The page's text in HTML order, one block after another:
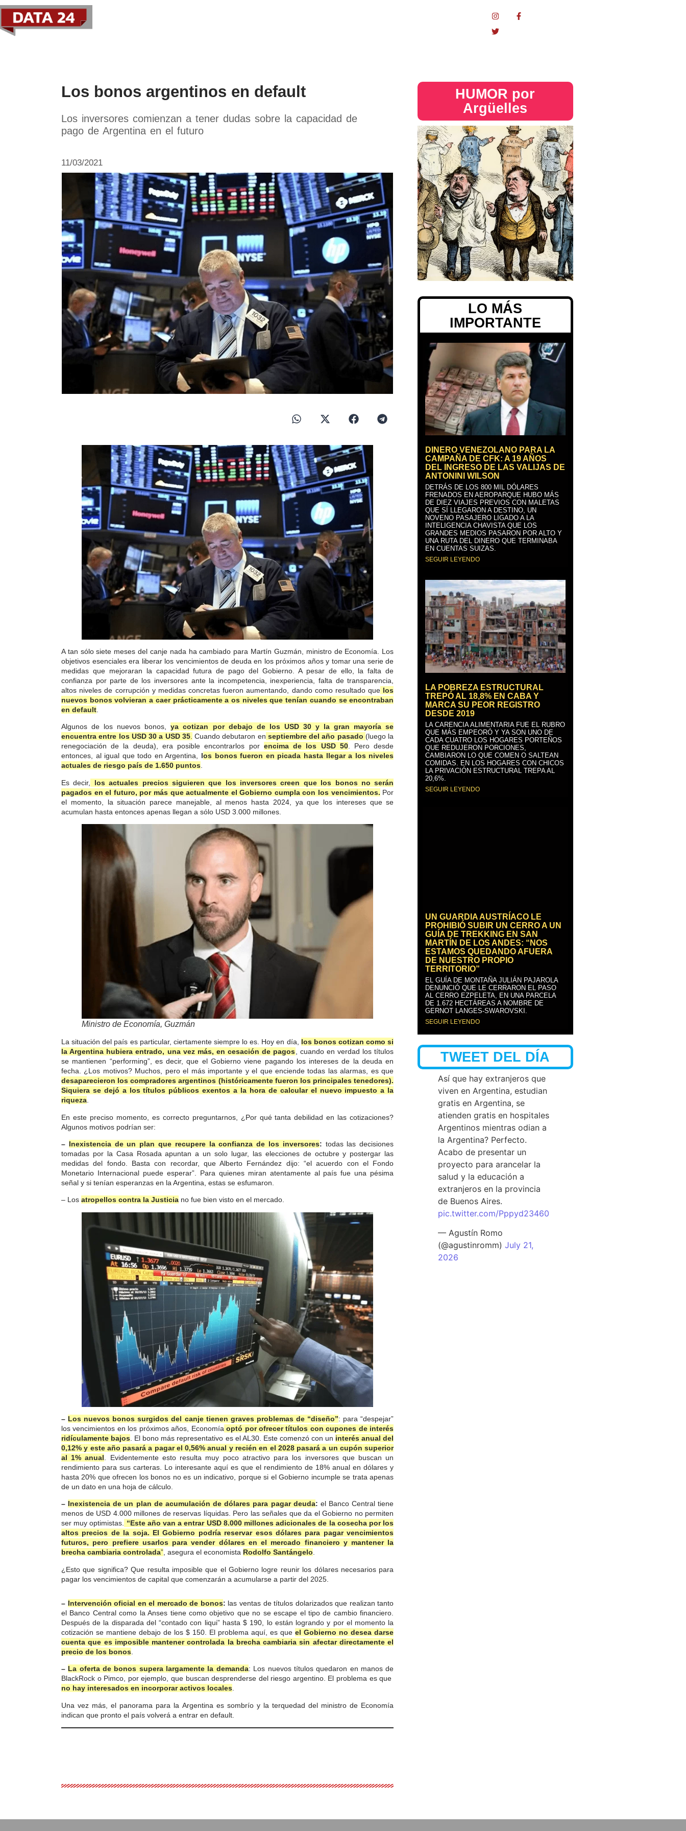
Los bonos argentinos en default
Los inversores comienzan a tener dudas sobre la capacidad de
pago de Argentina en el futuro
11/03/2021
A tan sólo siete meses del canje nada ha cambiado para Martín Guzmán, ministro de Economía. Los
objetivos esenciales era liberar los vencimientos de deuda en los próximos años y tomar una serie de
medidas que mejoraran la capacidad futura de pago del Gobierno. A pesar de ello, la falta de
confianza por parte de los inversores ante la incompetencia, inexperiencia, falta de transparencia,
altos niveles de corrupción y medidas concretas fueron aumentando, dando como resultado que los
nuevos bonos volvieran a caer prácticamente a os niveles que tenían cuando se encontraban
en default
Algunos de los nuevos bonos, ya cotizan por debajo de los USD 30 y la gran mayoría se
encuentra entre los USD 30 a USD 35. Cuando debutaron en septiembre del año pasado (luego la
renegociación de la deuda), era posible encontrarlos por encima de los USD 50. Pero desde
entonces, al igual que todo en Argentina, los bonos fueron en picada hasta llegar a los niveles
actuales de riesgo país de 1.650 puntos.
Es decir, los actuales precios siguieren que los inversores creen que los bonos no serán
pagados en el futuro, por más que actualmente el Gobierno cumpla con los vencimientos. Por
el momento, la situación parece manejable, al menos hasta 2024, ya que los intereses que se
acumulan hasta entonces apenas llegan a sólo USD 3.000 millones.
Ministro de Economía, Guzmán
La situación del país es particular, ciertamente siempre lo es. Hoy en día, los bonos cotizan como si
la Argentina hubiera entrado, una vez más, en cesación de pagos, cuando en verdad los títulos
se mantienen “performing”, es decir, que el Gobierno viene pagando los intereses de la deuda en
fecha. ¿Los motivos? Muchos, pero el más importante y el que enciende todas las alarmas, es que
desaparecieron los compradores argentinos (históricamente fueron los principales tenedores).
Siquiera se dejó a los títulos públicos exentos a la hora de calcular el nuevo impuesto a la
riqueza.
En este preciso momento, es correcto preguntarnos, ¿Por qué tanta debilidad en las cotizaciones?
Algunos motivos podrían ser:
– Inexistencia de un plan que recupere la confianza de los inversores: todas las decisiones
tomadas por la Casa Rosada apuntan a un solo lugar, las elecciones de octubre y postergar las
medidas del fondo. Basta con recordar, que Alberto Fernández dijo: “el acuerdo con el Fondo
Monetario Internacional puede esperar”. Para quienes miran atentamente al país fue una pésima
señal y si tenían esperanzas en la Argentina, estas se esfumaron.
– Los atropellos contra la Justicia no fue bien visto en el mercado.
– Los nuevos bonos surgidos del canje tienen graves problemas de “diseño”: para “despejar”
los vencimientos en los próximos años, Economía optó por ofrecer títulos con cupones de interés
ridículamente bajos . El bono más representativo es el AL30. Este comenzó con un interés anual del
0,12% y este año pasará a pagar el 0,56% anual y recién en el 2028 pasará a un cupón superior
al 1% anual . Evidentemente esto resulta muy poco atractivo para los inversores que buscan un
rendimiento para sus carteras. Lo interesante aquí es que el rendimiento de 18% anual en dólares y
hasta 20% que ofrecen los bonos no es un indicativo, porque si el Gobierno incumple se trata apenas
de un dato en una hoja de cálculo.
– Inexistencia de un plan de acumulación de dólares para pagar deuda: el Banco Central tiene
menos de USD 4.000 millones de reservas líquidas. Pero las señales que da el Gobierno no permiten
ser muy optimistas. “Este año van a entrar USD 8.000 millones adicionales de la cosecha por los
altos precios de la soja. El Gobierno podría reservar esos dólares para pagar vencimientos
futuros, pero prefiere usarlos para vender dólares en el mercado financiero y mantener la
brecha cambiaria controlada”, asegura el economista Rodolfo Santángelo.
¿Esto que significa? Que resulta imposible que el Gobierno logre reunir los dólares necesarios para
pagar los vencimientos de capital que comenzarán a acumularse a partir del 2025.
– Intervención oficial en el mercado de bonos: las ventas de títulos dolarizados que realizan tanto
el Banco Central como la Anses tiene como objetivo que no se escape el tipo de cambio financiero.
Después de la disparada del “contado con liqui” hasta $ 190, lo están logrando y por el momento la
cotización se mantiene debajo de los $ 150. El problema aquí, es queel Gobierno no desea darse
cuenta que es imposible mantener controlada la brecha cambiaria sin afectar directamente el
precio de los bonos
– La oferta de bonos supera largamente la demanda: Los nuevos títulos quedaron en manos de
BlackRock o Pimco, por ejemplo, que buscan desprenderse del riesgo argentino. El problema es que
no hay interesados en incorporar activos locales.
Una vez más, el panorama para la Argentina es sombrío y la terquedad del ministro de Economía
indican que pronto el país volverá a entrar en default.
HUMOR por
Argüelles​
LO MÁS
IMPORTANTE
DINERO VENEZOLANO PARA LA
CAMPAÑA DE CFK: A 19 AÑOS
DEL INGRESO DE LAS VALIJAS DE
ANTONINI WILSON
DETRÁS DE LOS 800 MIL DÓLARES
FRENADOS EN AEROPARQUE HUBO MÁS
DE DIEZ VIAJES PREVIOS CON MALETAS
QUE SÍ LLEGARON A DESTINO, UN
NOVENO PASAJERO LIGADO A LA
INTELIGENCIA CHAVISTA QUE LOS
GRANDES MEDIOS PASARON POR ALTO Y
UNA RUTA DEL DINERO QUE TERMINABA
EN CUENTAS SUIZAS.
SEGUIR LEYENDO
LA POBREZA ESTRUCTURAL
TREPÓ AL 18,8% EN CABA Y
MARCA SU PEOR REGISTRO
DESDE 2019
LA CARENCIA ALIMENTARIA FUE EL RUBRO
QUE MÁS EMPEORÓ Y YA SON UNO DE
CADA CUATRO LOS HOGARES PORTEÑOS
QUE REDUJERON PORCIONES,
CAMBIARON LO QUE COMEN O SALTEAN
COMIDAS. EN LOS HOGARES CON CHICOS
LA PRIVACIÓN ESTRUCTURAL TREPA AL
20,6%.
SEGUIR LEYENDO
UN GUARDIA AUSTRÍACO LE
PROHIBIÓ SUBIR UN CERRO A UN
GUÍA DE TREKKING EN SAN
MARTÍN DE LOS ANDES: “NOS
ESTAMOS QUEDANDO AFUERA
DE NUESTRO PROPIO
TERRITORIO”
EL GUÍA DE MONTAÑA JULIÁN PAJAROLA
DENUNCIÓ QUE LE CERRARON EL PASO
AL CERRO EZPELETA, EN UNA PARCELA
DE 1.672 HECTÁREAS A NOMBRE DE
GERNOT LANGES-SWAROVSKI.
SEGUIR LEYENDO
TWEET DEL DÍA
Así que hay extranjeros que
viven en Argentina, estudian
gratis en Argentina, se
atienden gratis en hospitales
Argentinos mientras odian a
la Argentina? Perfecto.
Acabo de presentar un
proyecto para arancelar la
salud y la educación a
extranjeros en la provincia
de Buenos Aires.
pic.twitter.com/Pppyd23460
— Agustín Romo
(@agustinromm)July 21,
2026